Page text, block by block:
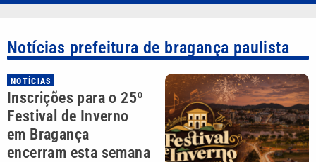
Notícias prefeitura de bragança paulista
NOTÍCIAS
Inscrições para o 25º
Festival de Inverno
em Bragança
encerram esta semana